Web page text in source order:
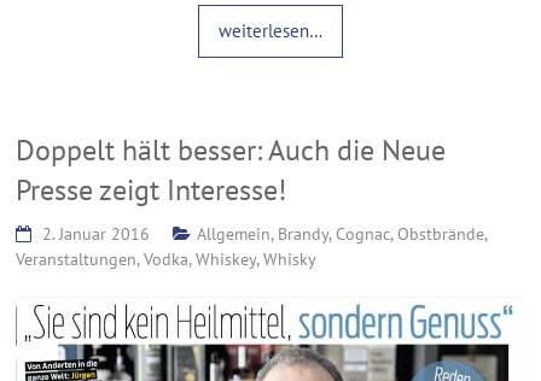
weiterlesen…
Doppelt hält besser: Auch die Neue
Presse zeigt Interesse!
2. Januar 2016 Allgemein, Brandy, Cognac, Obstbrände,
Veranstaltungen,Vodka,Whiskey,Whisky